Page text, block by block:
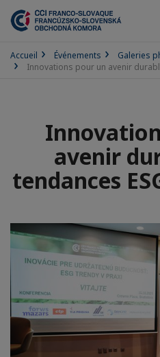
Accueil Événements Galeries
Innovations pour un avenir
avenir
tendances